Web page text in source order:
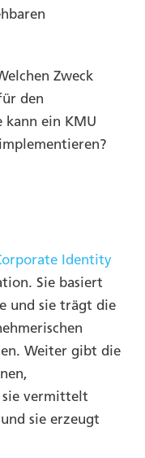
Zweck
den
kann ein KMU
Identity
Sie basiert
und sie trägt die
Weiter gibt die
sie vermittelt
sie erzeugt